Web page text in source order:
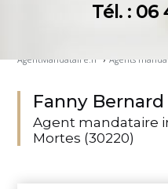
Tél. : 06
AgentMandataire.fr › Agents
Fanny Bernard
Agent mandataire
Mortes (30220)